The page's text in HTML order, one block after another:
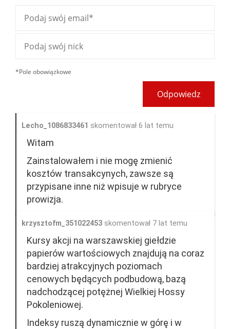
*Pole obowiązkowe
Odpowiedz
Lecho_1086833461 skomentował 6 lat temu
Witam
Zainstalowałem i nie mogę zmienić
kosztów transakcynych, zawsze są
przypisane inne niż wpisuje w rubryce
prowizja.
krzysztofm_351022453 skomentował 7 lat temu
Kursy akcji na warszawskiej giełdzie
papierów wartościowych znajdują na coraz
bardziej atrakcyjnych poziomach
cenowych będących podbudową, bazą
nadchodzącej potężnej Wielkiej Hossy
Pokoleniowej.
Indeksy ruszą dynamicznie w górę i w